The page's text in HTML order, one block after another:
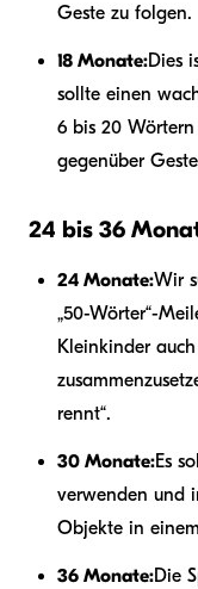
Geste zu folgen.
18 Monate:Dies
sollte einen
6 bis 20
gegenüber
24 bis 36
24 Monate:Wir
„50-Wörter“-
Kleinkinder
rennt“.
30 Monate:Es
verwenden und
Objekte in
36 Monate:Die